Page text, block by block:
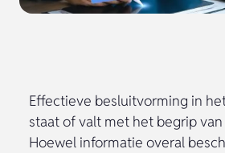
Effectieve besluitvorming in
staat of valt met het begrip
Hoewel informatie overal